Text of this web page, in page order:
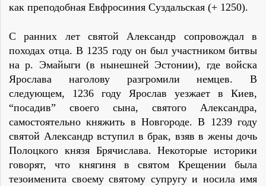
как преподобная Евфросиния Суздальская (+ 1250).
С ранних лет святой Александр сопровождал в
походах отца. В 1235 году он был участником битвы
на р. Эмайыги (в нынешней Эстонии), где войска
Ярослава наголову разгромили немцев. В
следующем, 1236 году Ярослав уезжает в Киев,
“посадив” своего сына, святого Александра,
самостоятельно княжить в Новгороде. В 1239 году
святой Александр вступил в брак, взяв в жены дочь
Полоцкого князя Брячислава. Некоторые историки
говорят, что княгиня в святом Крещении была
тезоименита своему святому супругу и носила имя